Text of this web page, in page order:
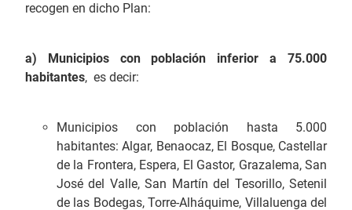
recogen en dicho Plan:
a) Municipios con población inferior a 75.000
habitantes, es decir:
Municipios con población hasta 5.000
habitantes: Algar, Benaocaz, El Bosque, Castellar
de la Frontera, Espera, El Gastor, Grazalema, San
José del Valle, San Martín del Tesorillo, Setenil
de las Bodegas, Torre-Alháquime, Villaluenga del